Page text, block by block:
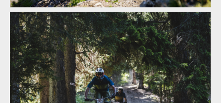
ENDURO2 se v roce 2025 pojede v Meribelu a Verbieru
ENDURO2 se v roce 2025 pojede v Meribelu a Verbieru
ENDURO2 se v roce 2025 pojede v Meribelu a Verbieru